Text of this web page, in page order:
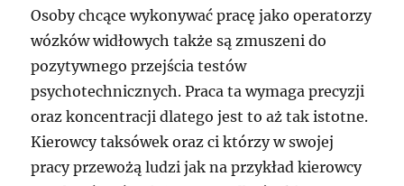
Osoby chcące wykonywać pracę jako operatorzy
wózków widłowych także są zmuszeni do
pozytywnego przejścia testów
psychotechnicznych. Praca ta wymaga precyzji
oraz koncentracji dlatego jest to aż tak istotne.
Kierowcy taksówek oraz ci którzy w swojej
pracy przewożą ludzi jak na przykład kierowcy